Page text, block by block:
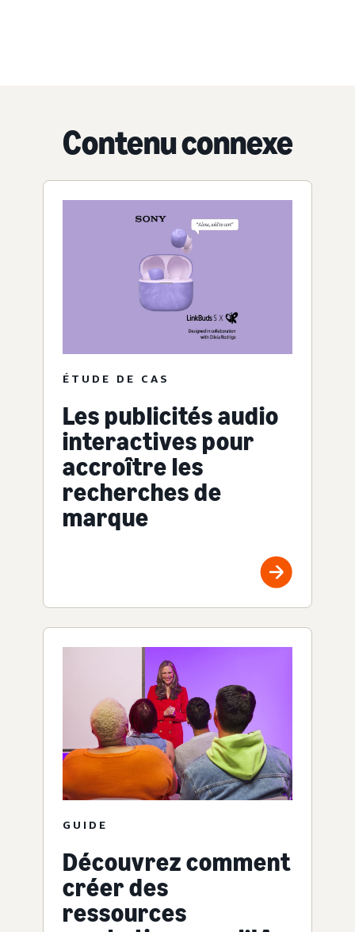
Contenu connexe
ÉTUDE DE CAS
Les publicités audio
interactives pour
accroître les
recherches de
marque
GUIDE
Découvrez comment
créer des
ressources